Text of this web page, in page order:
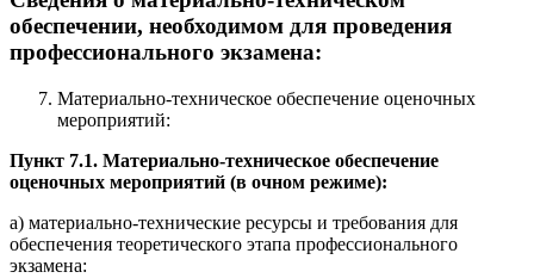
обеспечении, необходимом для проведения
профессионального экзамена:
Материально-техническое обеспечение оценочных
мероприятий:
Пункт 7.1. Материально-техническое обеспечение
оценочных мероприятий (в очном режиме):
а) материально-технические ресурсы и требования для
обеспечения теоретического этапа профессионального
экзамена: